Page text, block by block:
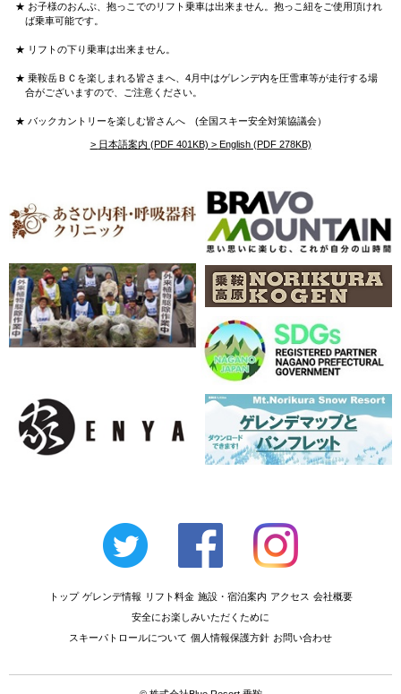
★ お子様のおんぶ、抱っこでのリフト乗車は出来ません。抱っこ紐をご使用頂けれ
ば乗車可能です。
★ リフトの下り乗車は出来ません。
★ 乗鞍岳ＢＣを楽しまれる皆さまへ、4月中はゲレンデ内を圧雪車等が走行する場
合がございますので、ご注意ください。
★ バックカントリーを楽しむ皆さんへ (全国スキー安全対策協議会）
> 日本語案内 (PDF 401KB) > English (PDF 278KB)
トップ ゲレンデ情報 リフト料金 施設・宿泊案内 アクセス 会社概要
安全にお楽しみいただくために
スキーパトロールについて 個人情報保護方針 お問い合わせ